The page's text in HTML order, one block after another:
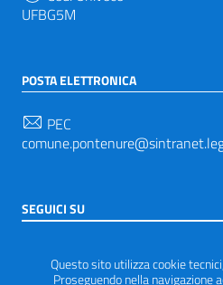
Questo sito utilizza cookie
Proseguendo nella navigazione
UFBG5M
POSTA ELETTRONICA
PEC
SEGUICI SU
ItaliaWP2
| Basato sul